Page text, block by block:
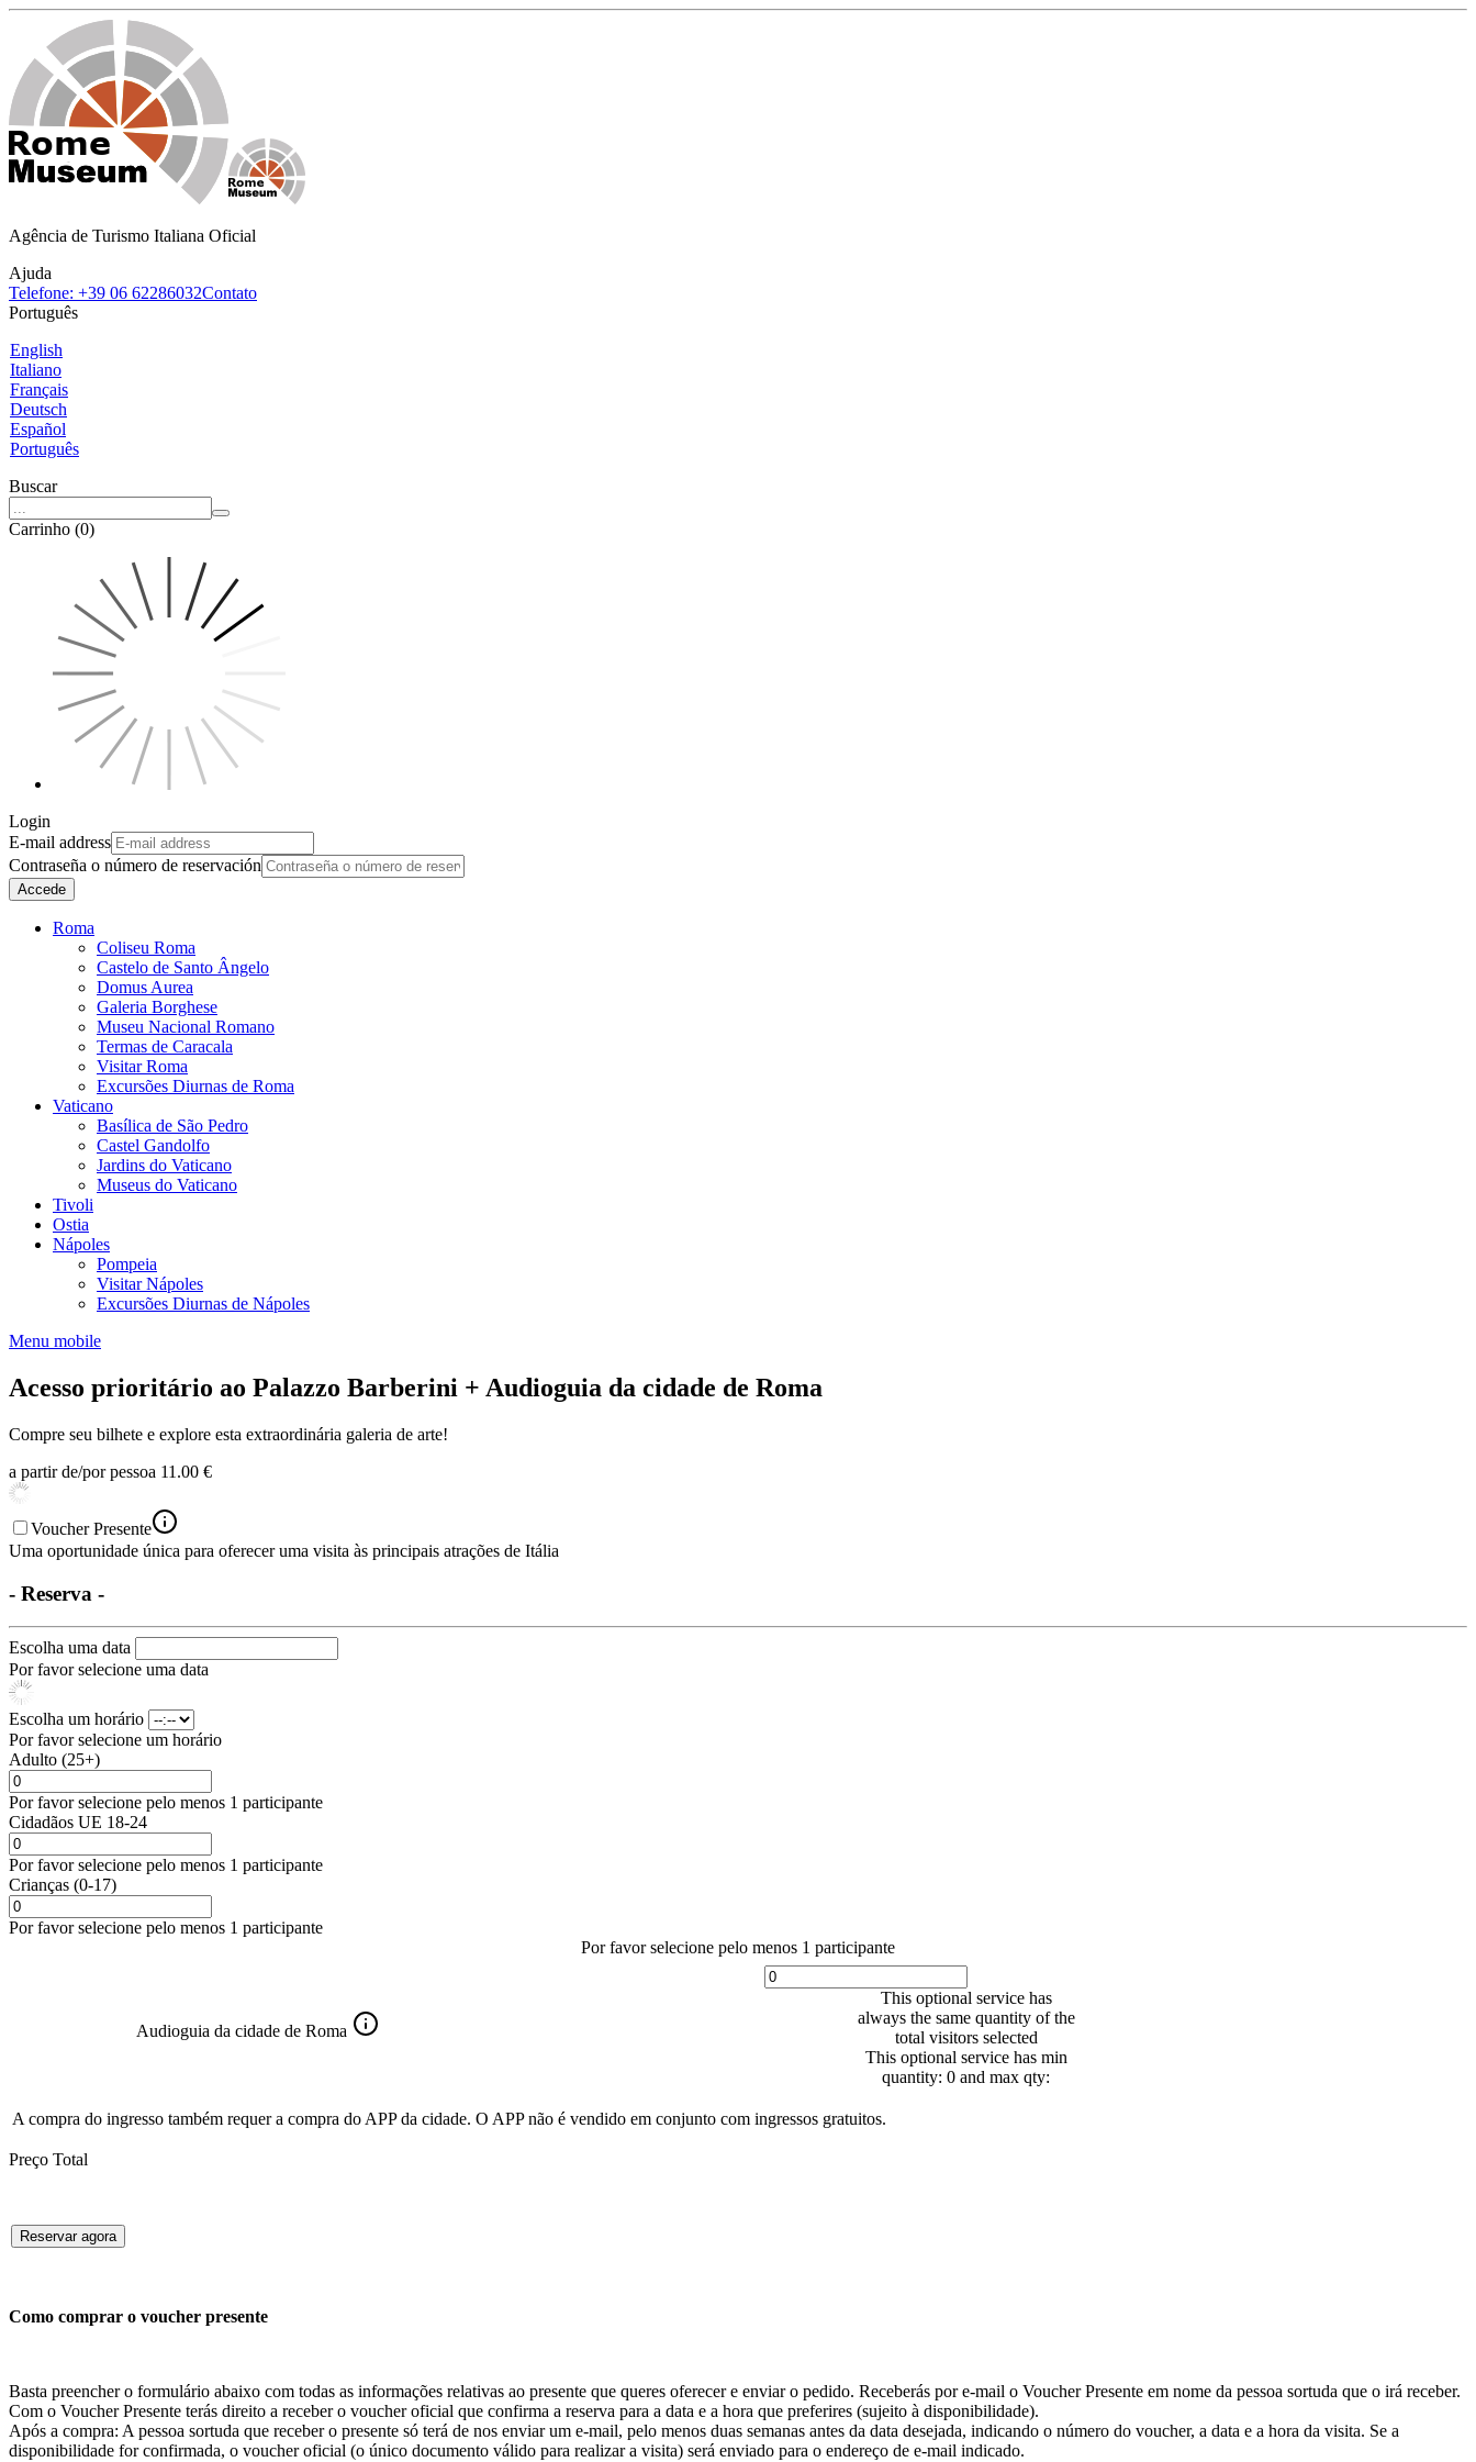
Agência de Turismo Italiana Oficial
Ajuda
Telefone: +39 06 62286032Contato
Português
English
Italiano
Français
Deutsch
Español
Português
Buscar
Carrinho (0)
Login
E-mail address
Contraseña o número de reservación
Accede
Roma
Coliseu Roma
Castelo de Santo Ângelo
Domus Aurea
Galeria Borghese
Museu Nacional Romano
Termas de Caracala
Visitar Roma
Excursões Diurnas de Roma
Vaticano
Basílica de São Pedro
Castel Gandolfo
Jardins do Vaticano
Museus do Vaticano
Tivoli
Ostia
Nápoles
Pompeia
Visitar Nápoles
Excursões Diurnas de Nápoles
Menu mobile
Acesso prioritário ao Palazzo Barberini + Audioguia da cidade de Roma
Compre seu bilhete e explore esta extraordinária galeria de arte!
a partir de/por pessoa 11.00 €
Voucher Presente
Uma oportunidade única para oferecer uma visita às principais atrações de Itália
- Reserva -
Escolha uma data
Por favor selecione uma data
Escolha um horário
Por favor selecione um horário
Adulto (25+)
Por favor selecione pelo menos 1 participante
Cidadãos UE 18-24
Por favor selecione pelo menos 1 participante
Crianças (0-17)
Por favor selecione pelo menos 1 participante
Por favor selecione pelo menos 1 participante
Audioguia da cidade de Roma
This optional service has
always the same quantity of the
total visitors selected
This optional service has min
quantity: 0 and max qty:
A compra do ingresso também requer a compra do APP da cidade. O APP não é vendido em conjunto com ingressos gratuitos.
Preço Total
Reservar agora
Como comprar o voucher presente
Basta preencher o formulário abaixo com todas as informações relativas ao presente que queres oferecer e enviar o pedido. Receberás por e-mail o Voucher Presente em nome da pessoa sortuda que o irá receber.
Com o Voucher Presente terás direito a receber o voucher oficial que confirma a reserva para a data e a hora que preferires (sujeito à disponibilidade).
Após a compra: A pessoa sortuda que receber o presente só terá de nos enviar um e-mail, pelo menos duas semanas antes da data desejada, indicando o número do voucher, a data e a hora da visita. Se a
disponibilidade for confirmada, o voucher oficial (o único documento válido para realizar a visita) será enviado para o endereço de e-mail indicado.